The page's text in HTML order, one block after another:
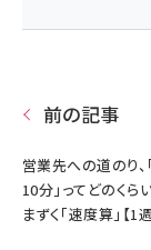
前の記事
営業先への道のり
10分」ってどのくら
まずく「速度算」【1